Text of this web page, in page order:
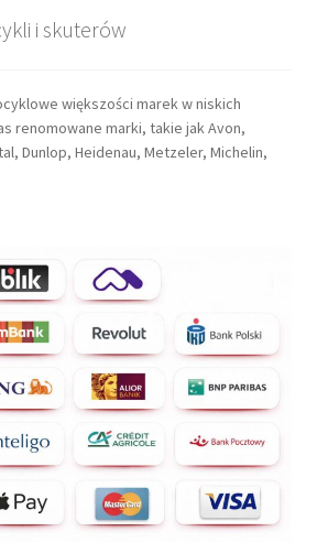
i skuterów
większości marek w niskich
renomowane marki, takie jak Avon,
Dunlop, Heidenau, Metzeler, Michelin,